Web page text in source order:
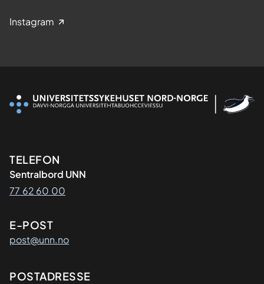
Instagram
Kontaktinformasjon
TELEFON
Sentralbord UNN
77 62 60 00
E-POST
post@unn.no
Adresse
POSTADRESSE